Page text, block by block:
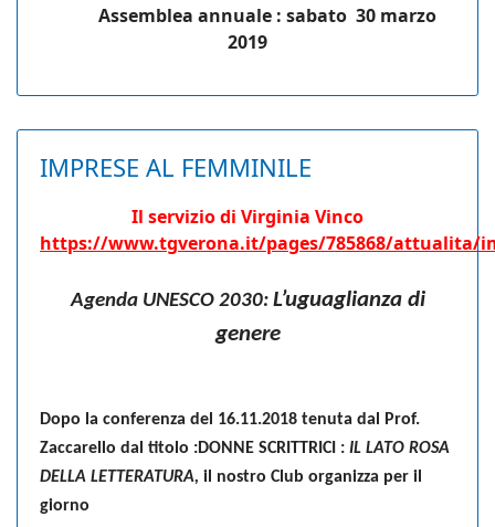
Assemblea annuale : sabato 30 marzo
2019
IMPRESE AL FEMMINILE
Il servizio di Virginia Vinco
https://www.tgverona.it/pages/785868/attualita/
Agenda UNESCO 2030: L’uguaglianza di
genere
Dopo la conferenza del 16.11.2018 tenuta dal Prof.
Zaccarello dal titolo :DONNE SCRITTRICI : IL LATO ROSA
DELLA LETTERATURA, il nostro Club organizza per il
giorno